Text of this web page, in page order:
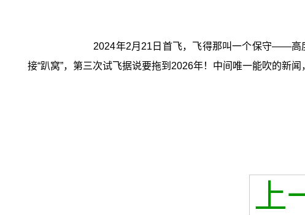
2024年2月21日首飞，飞得那叫一个保守——高
接“趴窝”，第三次试飞据说要拖到2026年！中间唯一能吹的新